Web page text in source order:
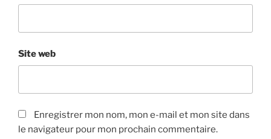
Site web
Enregistrer mon nom, mon e-mail et mon site dans
le navigateur pour mon prochain commentaire.